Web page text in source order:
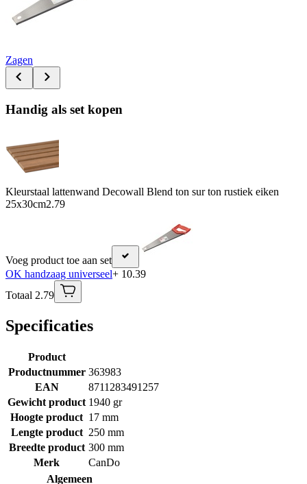
Zagen
Handig als set kopen
Kleurstaal lattenwand Decowall Blend ton sur ton rustiek eiken
25x30cm2.79
Voeg product toe aan set
OK handzaag universeel+ 10.39
Totaal 2.79
Specificaties
Product
Productnummer 363983
EAN
8711283491257
Gewicht product 1940 gr
Hoogte product 17 mm
Lengte product 250 mm
Breedte product 300 mm
Merk
CanDo
Algemeen